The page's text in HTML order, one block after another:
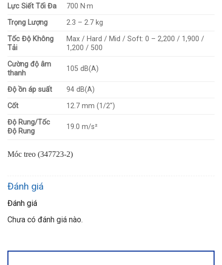
Lực Siết Tối Đa
700 N·m
Trọng Lượng
2.3 – 2.7 kg
Tốc Độ Không
Tải
Max / Hard / Mid / Soft: 0 – 2,200 / 1,900 /
1,200 / 500
Cường độ âm
thanh
105 dB(A)
Độ ồn áp suất
94 dB(A)
Cốt
12.7 mm (1/2″)
Độ Rung/Tốc
Độ Rung
19.0 m/s²
Móc treo (347723-2)
Đánh giá
Đánh giá
Chưa có đánh giá nào.